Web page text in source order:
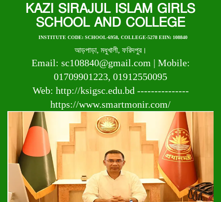
KAZI SIRAJUL ISLAM GIRLS
SCHOOL AND COLLEGE
INSTITUTE CODE: SCHOOL-6958, COLLEGE-5278 EIIN: 108840
আড়পাড়া, মধুখালী, ফরিদপুর।
Email: sc108840@gmail.com | Mobile:
01709901223, 01912550095
Web: http://ksigsc.edu.bd ---------------
https://www.smartmonir.com/